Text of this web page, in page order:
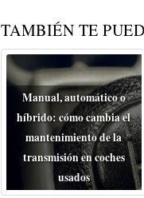
TAMBIÉN TE
Manual, automático o
híbrido: cómo cambia el
mantenimiento de la
transmisión en coches
usados